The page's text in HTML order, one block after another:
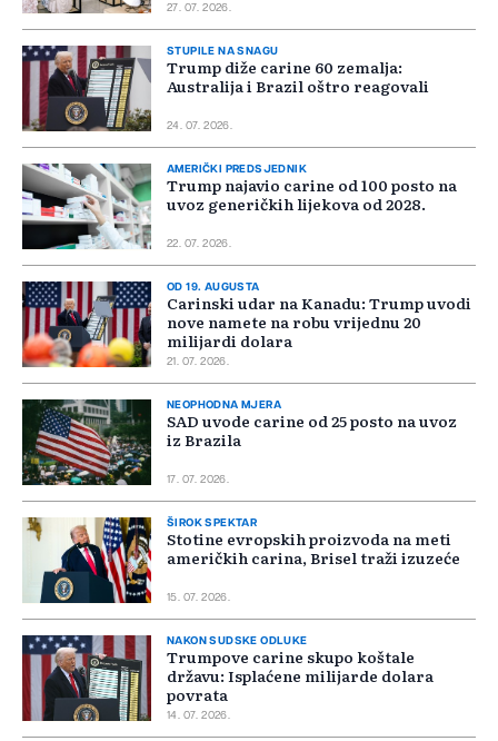
27. 07. 2026.
STUPILE NA SNAGU
Trump diže carine 60 zemalja:
Australija i Brazil oštro reagovali
24. 07. 2026.
AMERIČKI PREDSJEDNIK
Trump najavio carine od 100 posto na
uvoz generičkih lijekova od 2028.
22. 07. 2026.
OD 19. AUGUSTA
Carinski udar na Kanadu: Trump uvodi
nove namete na robu vrijednu 20
milijardi dolara
21. 07. 2026.
NEOPHODNA MJERA
SAD uvode carine od 25 posto na uvoz
iz Brazila
17. 07. 2026.
ŠIROK SPEKTAR
Stotine evropskih proizvoda na meti
američkih carina, Brisel traži izuzeće
15. 07. 2026.
NAKON SUDSKE ODLUKE
Trumpove carine skupo koštale
državu: Isplaćene milijarde dolara
povrata
14. 07. 2026.